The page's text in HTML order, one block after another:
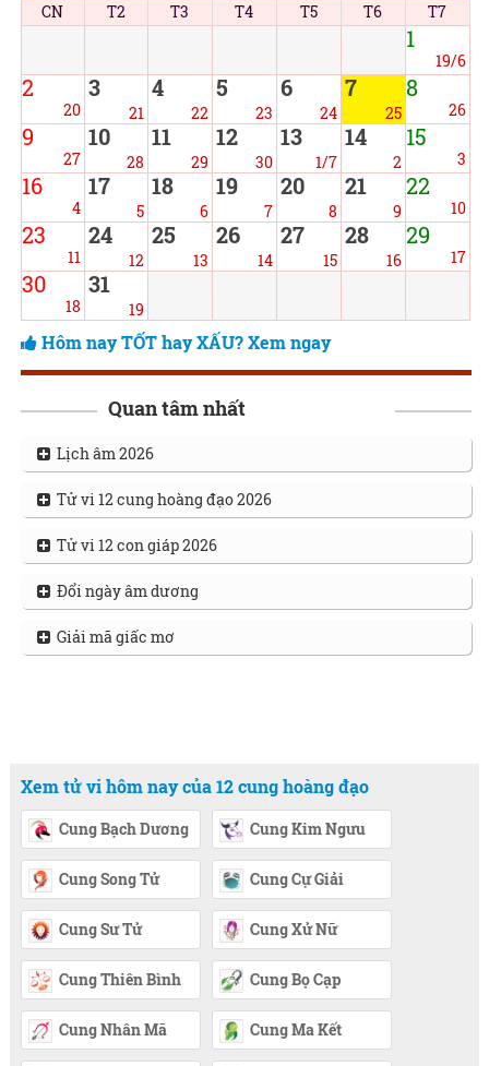
CN T2 T3 T4 T5 T6 T7
1
19/6
2
20
3
21
4
22
5
23
6
24
7
25
8
26
9
27
10
28
11
29
12
30
13
1/7
14
2
15
3
16
4
17
5
18
6
19
7
20
8
21
9
22
10
23
11
24
12
25
13
26
14
27
15
28
16
29
17
30
18
31
19
Hôm nay TỐT hay XẤU? Xem ngay
Quan tâm nhất
Lịch âm 2026
Tử vi 12 cung hoàng đạo 2026
Tử vi 12 con giáp 2026
Đổi ngày âm dương
Giải mã giấc mơ
Xem tử vi hôm nay của 12 cung hoàng đạo
Cung Bạch Dương Cung Kim Ngưu
Cung Song Tử Cung Cự Giải
Cung Sư Tử Cung Xử Nữ
Cung Thiên Bình Cung Bọ Cạp
Cung Nhân Mã Cung Ma Kết